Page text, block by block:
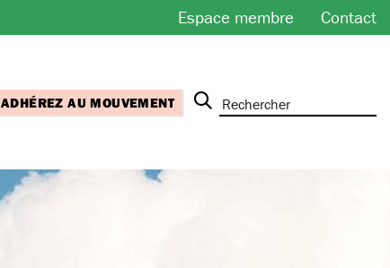
Espace membre Contact
ADHÉREZ AU MOUVEMENT